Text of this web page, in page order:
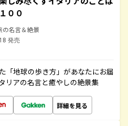
００
の名言＆絶景
発売
「地球の歩き方」があなたにお届
リアの名言と癒やしの絶景集
詳細を見る